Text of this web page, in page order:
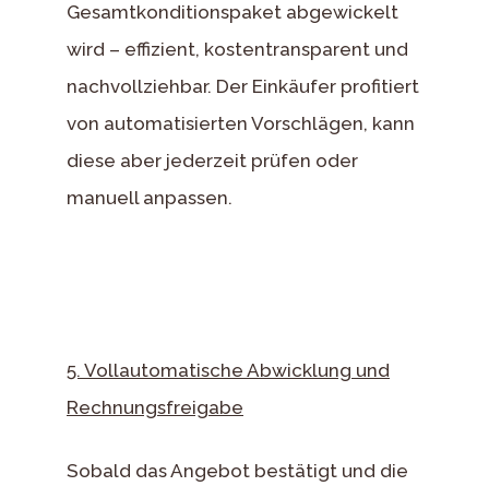
Gesamtkonditionspaket abgewickelt
wird – effizient, kostentransparent und
nachvollziehbar. Der Einkäufer profitiert
von automatisierten Vorschlägen, kann
diese aber jederzeit prüfen oder
manuell anpassen.
5. Vollautomatische Abwicklung und
Rechnungsfreigabe
Sobald das Angebot bestätigt und die